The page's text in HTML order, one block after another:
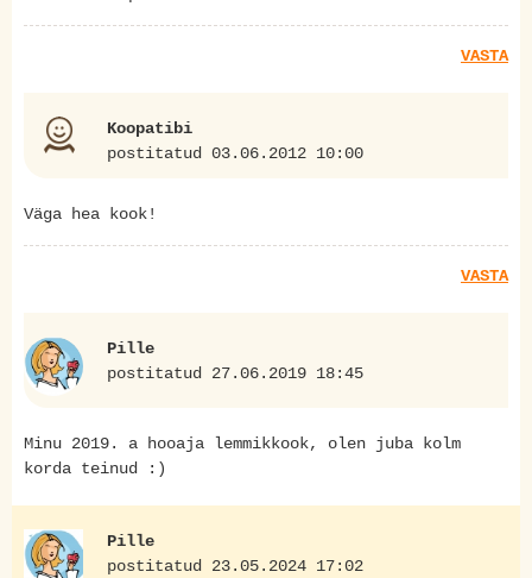
VASTA
Koopatibi
postitatud 03.06.2012 10:00
Väga hea kook!
VASTA
Pille
postitatud 27.06.2019 18:45
Minu 2019. a hooaja lemmikkook, olen juba kolm
korda teinud :)
Pille
postitatud 23.05.2024 17:02